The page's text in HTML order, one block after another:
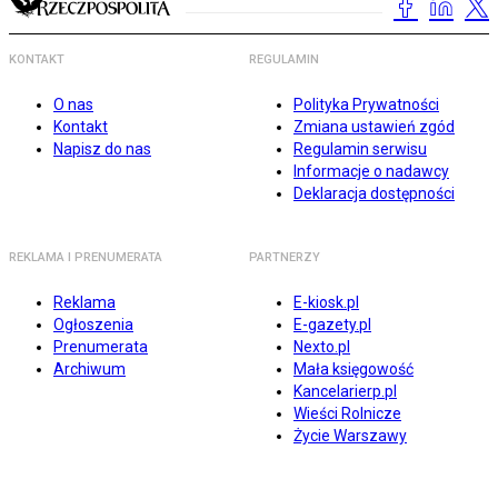
KONTAKT
O nas
Kontakt
Napisz do nas
REGULAMIN
Polityka Prywatności
Zmiana ustawień zgód
Regulamin serwisu
Informacje o nadawcy
Deklaracja dostępności
REKLAMA I PRENUMERATA
Reklama
Ogłoszenia
Prenumerata
Archiwum
PARTNERZY
E-kiosk.pl
E-gazety.pl
Nexto.pl
Mała księgowość
Kancelarierp.pl
Wieści Rolnicze
Życie Warszawy